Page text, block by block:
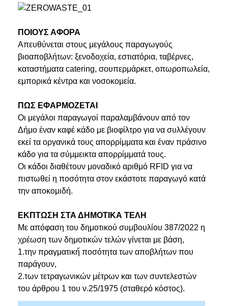
ΠΟΙΟΥΣ ΑΦΟΡΑ
Απευθύνεται στους μεγάλους παραγωγούς
βιοαποβλήτων: ξενοδοχεία, εστιατόρια, ταβέρνες,
καταστήματα catering, σουπερμάρκετ, οπωροπωλεία,
εμπορικά κέντρα και νοσοκομεία.
ΠΩΣ ΕΦΑΡΜΟΖΕΤΑΙ
Οι μεγάλοι παραγωγοί παραλαμβάνουν από τον
Δήμο έναν καφέ κάδο με βιοφίλτρο για να συλλέγουν
εκεί τα οργανικά τους απορρίμματα και έναν πράσινο
κάδο για τα σύμμεικτα απορρίμματά τους.
Οι κάδοι διαθέτουν μοναδικό αριθμό RFID για να
πιστωθεί η ποσότητα στον εκάστοτε παραγωγό κατά
την αποκομιδή.
ΕΚΠΤΩΣΗ ΣΤΑ ΔΗΜΟΤΙΚΑ ΤΕΛΗ
Με απόφαση του δημοτικού συμβουλίου 387/2022 η
χρέωση των δημοτικών τελών γίνεται με βάση,
1.την πραγματική́ ποσότητα των αποβλήτων που
παράγουν,
2.των τετραγωνικών μέτρων και των συντελεστών
του άρθρου 1 του ν.25/1975 (σταθερό κόστος).